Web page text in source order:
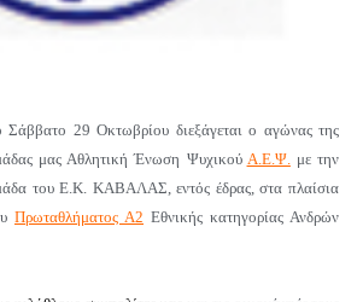
Σάββατο 29 Οκτωβρίου διεξάγεται ο αγώνας της
μας Αθλητική Ένωση Ψυχικού Α.Ε.Ψ. με την
του Ε.Κ. ΚΑΒΑΛΑΣ ,εντός έδρας,στα πλαίσια
Πρωταθλήματος Α2 Εθνικής κατηγορίας Ανδρών